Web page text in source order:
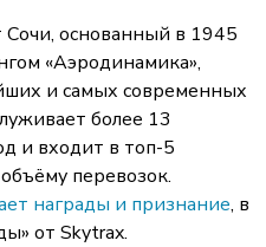
основанный в 1945
«Аэродинамика»,
и самых современных
более 13
и входит в топ-5
перевозок.
награды и признание, в
от Skytrax.